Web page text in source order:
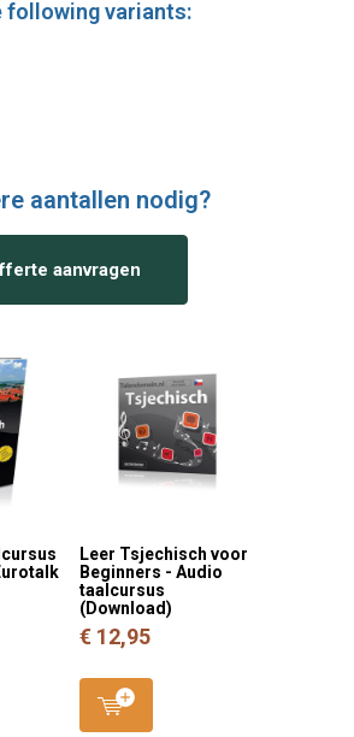
following variants:
aantallen nodig?
aanvragen
Leer Tsjechisch voor
Beginners - Audio
taalcursus
(Download)
€ 12,95